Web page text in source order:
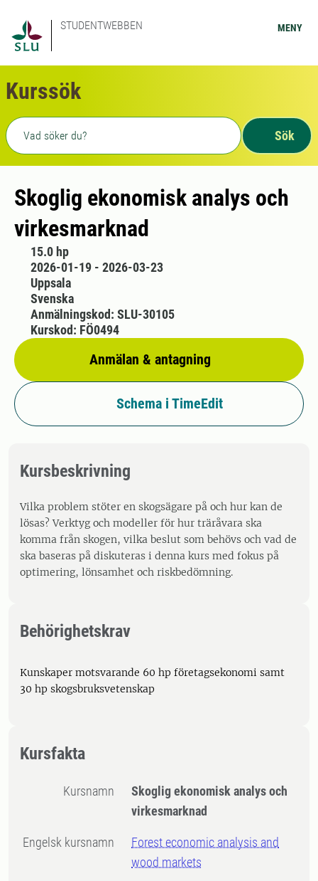
STUDENTWEBBEN MENY
Kurssök
Fritext sökning
Sök
Skoglig ekonomisk analys och
virkesmarknad
15.0 hp
2026-01-19 - 2026-03-23
Uppsala
Svenska
Anmälan & antagning
Anmälningskod: SLU-30105
Kurskod: FÖ0494
Schema i TimeEdit
Kursbeskrivning
Vilka problem stöter en skogsägare på och hur kan de
lösas? Verktyg och modeller för hur träråvara ska
komma från skogen, vilka beslut som behövs och vad de
ska baseras på diskuteras i denna kurs med fokus på
optimering, lönsamhet och riskbedömning.
Behörighetskrav
Kunskaper motsvarande 60 hp företagsekonomi samt
30 hp skogsbruksvetenskap
Kursfakta
Kursnamn
Skoglig ekonomisk analys och
virkesmarknad
Engelsk kursnamn
Forest economic analysis and
wood markets